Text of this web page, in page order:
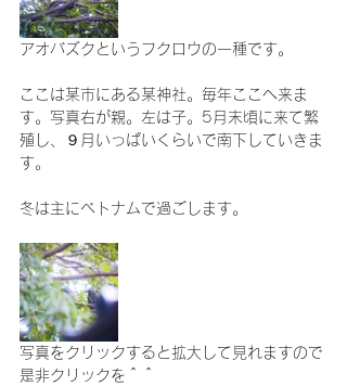
アオバズクというフクロウの一種です。
ここは某市にある某神社。毎年ここへ来ま
す。写真右が親。左は子。5月末頃に来て繁
殖し、９月いっぱいくらいで南下していきま
す。
冬は主にベトナムで過ごします。
写真をクリックすると拡大して見れますので
是非クリックを＾＾